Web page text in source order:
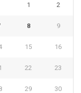
1 2
8 9
15 16
22 23
29 30